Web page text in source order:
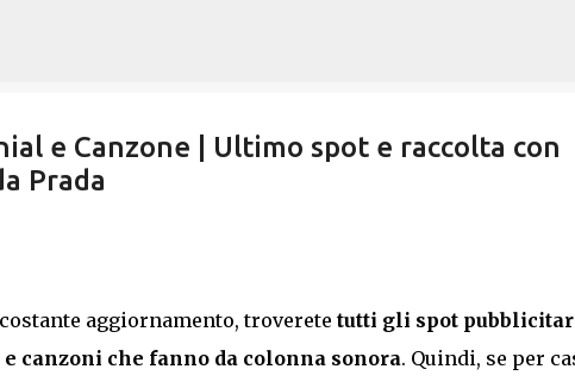
e Canzone | Ultimo spot e raccolta con
Prada
aggiornamento, troverete tutti gli spot
canzoni che fanno da colonna sonora. Quindi, se per